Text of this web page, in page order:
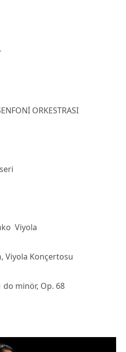
ORKESTRASI
Viyola
Viyola Konçertosu
do minör, Op. 68